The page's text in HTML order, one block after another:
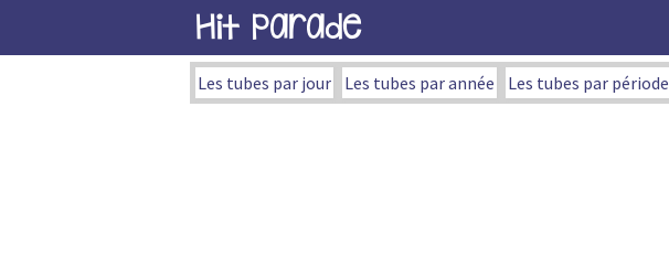
Hit Parade
Les tubes par jour Les tubes par année Les tubes par période